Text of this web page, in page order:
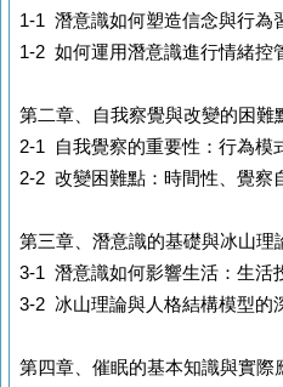
1-1 潛意識如何塑造信念與行為
1-2 如何運用潛意識進行情緒控
第二章、自我察覺與改變的困難
2-1 自我覺察的重要性：行為模
2-2 改變困難點：時間性、覺察
第三章、潛意識的基礎與冰山理
3-1 潛意識如何影響生活：生活
3-2 冰山理論與人格結構模型的
第四章、催眠的基本知識與實際